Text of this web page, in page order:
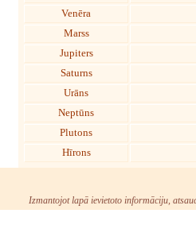
Venēra
Marss
Jupiters
Saturns
Urāns
Neptūns
Plutons
Hīrons
Izmantojot lapā ievietoto informāciju,